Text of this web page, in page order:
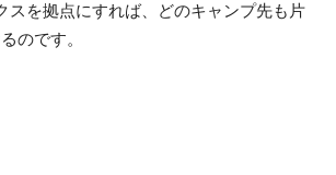
スを拠点にすれば、どのキャンプ先も片
のです。